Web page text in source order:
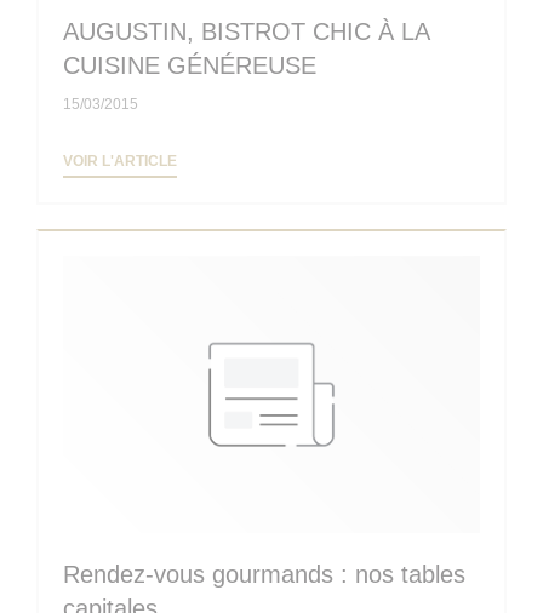
AUGUSTIN, BISTROT CHIC À LA
CUISINE GÉNÉREUSE
15/03/2015
VOIR L'ARTICLE
Rendez-vous gourmands : nos tables